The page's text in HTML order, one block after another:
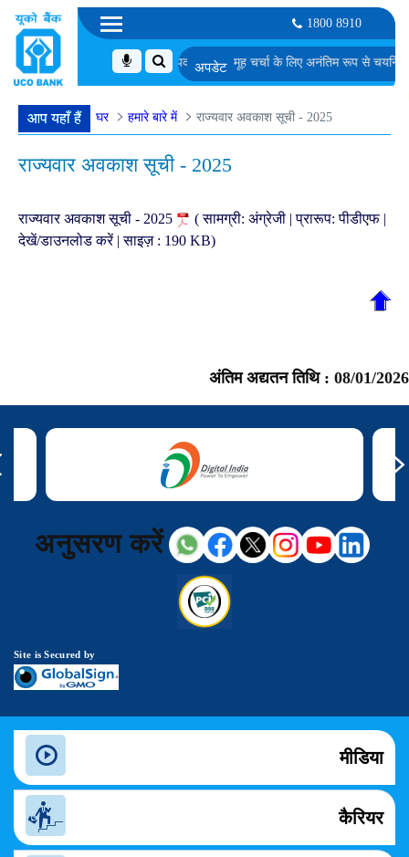
1800 8910
एस.-I में सॉफ्टवेयर डेवलपर के पद के लिए समूह चर्चा के लिए अनंतिम रूप से चयनित
आप यहाँ हैं घर हमारे बारे में राज्यवार अवकाश सूची - 2025
राज्यवार अवकाश सूची - 2025
राज्यवार अवकाश सूची - 2025
( सामग्री: अंग्रेजी | प्रारूप: पीडीएफ |
देखें/डाउनलोड करें | साइज़ : 190 KB)
अंतिम अद्यतन तिथि : 08/01/2026
अनुसरण करें
Site is Secured by
मीडिया
कैरियर